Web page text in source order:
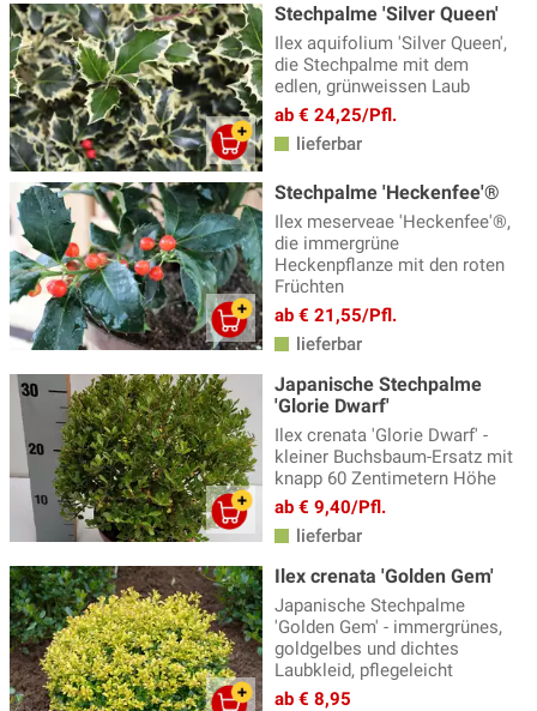
Stechpalme 'Silver Queen'
Ilex aquifolium 'Silver Queen',
die Stechpalme mit dem
edlen, grünweissen Laub
ab € 24,25/Pfl.
lieferbar
Stechpalme 'Heckenfee'®
Ilex meserveae 'Heckenfee'®,
die immergrüne
Heckenpflanze mit den roten
Früchten
ab € 21,55/Pfl.
lieferbar
Japanische Stechpalme
'Glorie Dwarf'
Ilex crenata 'Glorie Dwarf' -
kleiner Buchsbaum-Ersatz mit
knapp 60 Zentimetern Höhe
ab € 9,40/Pfl.
lieferbar
Ilex crenata 'Golden Gem'
Japanische Stechpalme
'Golden Gem' - immergrünes,
goldgelbes und dichtes
Laubkleid, pflegeleicht
ab € 8,95